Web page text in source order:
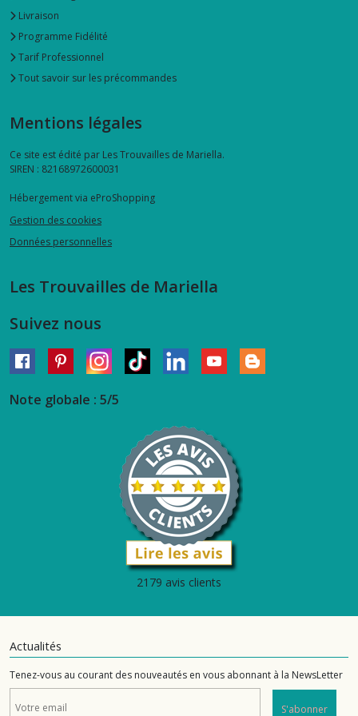
Livraison
Programme Fidélité
Tarif Professionnel
Tout savoir sur les précommandes
Mentions légales
Ce site est édité par Les Trouvailles de Mariella.
SIREN : 82168972600031
Hébergement via eProShopping
Gestion des cookies
Données personnelles
Les Trouvailles de Mariella
Suivez nous
Note globale : 5/5
2179 avis clients
Actualités
Tenez-vous au courant des nouveautés en vous abonnant à la NewsLetter
S'abonner